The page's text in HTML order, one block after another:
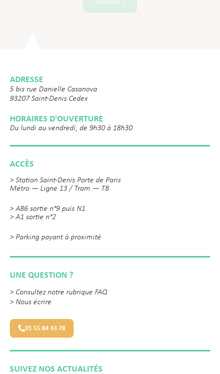
TERMINÉ !
ADRESSE
5 bis rue Danielle Casanova
93207 Saint-Denis Cedex
HORAIRES D'OUVERTURE
Du lundi au vendredi, de 9h30 à 18h30
ACCÈS
> Station Saint-Denis Porte de Paris
Métro — Ligne 13 / Tram — T8
> A86 sortie n°9 puis N1
> A1 sortie n°2
> Parking payant à proximité
UNE QUESTION ?
> Consultez notre rubrique FAQ
> Nous écrire
01 55 84 43 78
SUIVEZ NOS ACTUALITÉS